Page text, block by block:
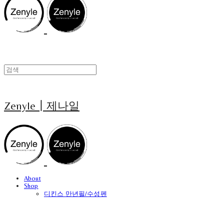
Zenyle┃제나일
About
Shop
디킨스 만년필/수성펜